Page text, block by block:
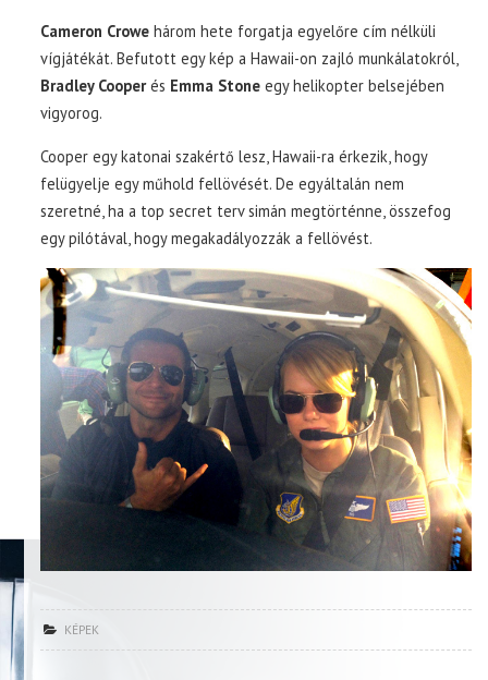
Cameron Crowe három hete forgatja egyelőre cím nélküli
vígjátékát. Befutott egy kép a Hawaii-on zajló munkálatokról,
Bradley Cooperés Emma Stone egy helikopter belsejében
vigyorog.
Cooper egy katonai szakértő lesz, Hawaii-ra érkezik, hogy
felügyelje egy műhold fellövését. De egyáltalán nem
szeretné, ha a top secret terv simán megtörténne, összefog
egy pilótával, hogy megakadályozzák a fellövést.
KÉPEK